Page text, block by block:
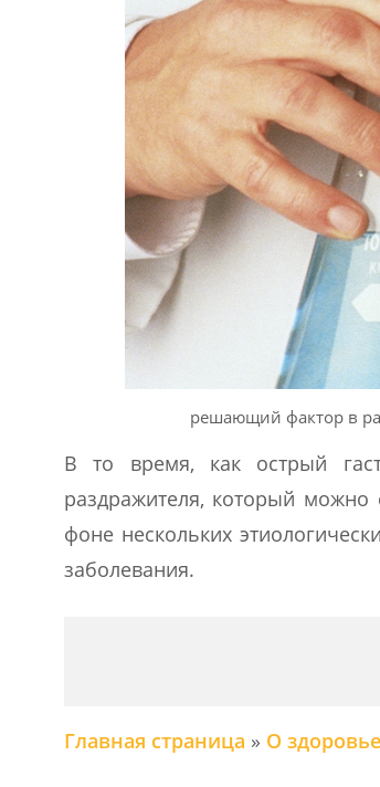
решающий фактор в
В то время, как острый
раздражителя, который можно
фоне нескольких
заболевания.
Главная страница » О здоровье